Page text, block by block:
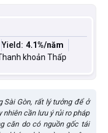
Yield: 4.1%/năm
khoản Thấp
Sài Gòn, rất lý tưởng để ở
nhiên cần lưu ý rủi ro pháp
căn do có nguồn gốc tái